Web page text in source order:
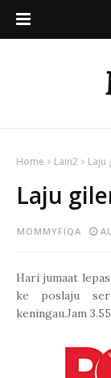
Home Lain2 Laju
Laju
MOMMYFIQA
Hari jumaat
ke poslaju
keningau.Jam